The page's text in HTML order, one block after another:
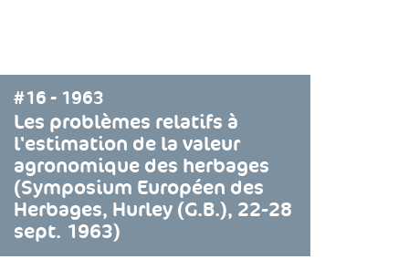
#16 - 1963
Les problèmes relatifs à
l'estimation de la valeur
agronomique des herbages
(Symposium Européen des
Herbages, Hurley (G.B.), 22-28
sept. 1963)